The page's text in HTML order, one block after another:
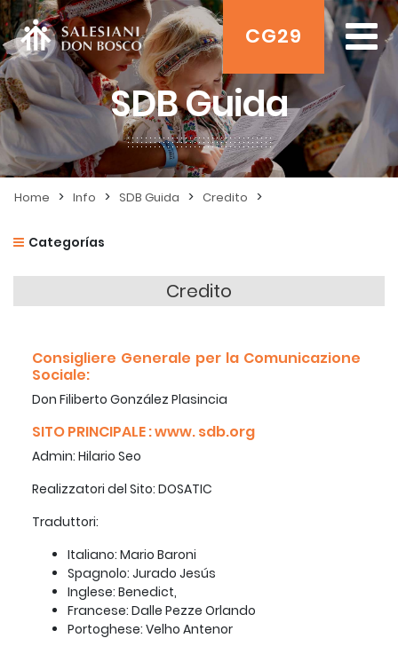
CG29
SDB Guida
Home > Info > SDB Guida > Credito >
Categorías
Credito
Consigliere Generale per la Comunicazione
Sociale:
Don Filiberto González Plasincia
SITO PRINCIPALE : www. sdb.org
Admin: Hilario Seo
Realizzatori del Sito: DOSATIC
Traduttori:
Italiano: Mario Baroni
Spagnolo: Jurado Jesús
Inglese: Benedict,
Francese: Dalle Pezze Orlando
Portoghese: Velho Antenor